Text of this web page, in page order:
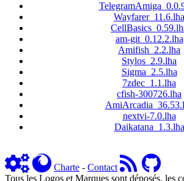
Wayfarer_11.6.lha
am-git_0.12.2.lha
Amifish_2.2.lha
Stylos_2.9.lha
Sigma_2.5.lha
7zdec_1.1.lha
cfish-300726.lha
nextvi-7.0.lha
Daikatana_1.3.lha
Charte - Contact
Tous les Logos et Marques sont déposés, les